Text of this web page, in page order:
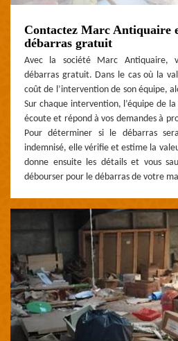
Contactez Marc Antiquaire
débarras gratuit
Avec la société Marc Antiquaire,
débarras gratuit. Dans le cas où la
coût de l’intervention de son équipe,
Sur chaque intervention, l’équipe de
écoute et répond à vos demandes à
Pour déterminer si le débarras
indemnisé, elle vérifie et estime la
donne ensuite les détails et vous
débourser pour le débarras de votre